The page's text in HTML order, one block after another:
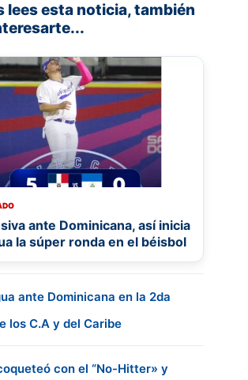
lees esta noticia, también
ante Dominicana, así inicia
la súper ronda en el béisbol
ante Dominicana en la 2da
los C.A y del Caribe
con el “No-Hitter» y